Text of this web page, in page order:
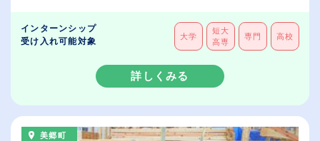
インターンシップ
受け入れ可能対象
大学
短大
高専
専門 高校
詳しくみる
美郷町